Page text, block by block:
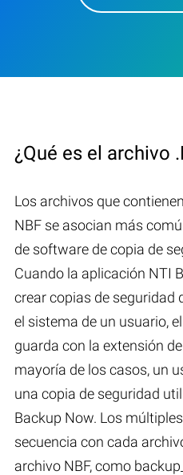
¿Qué es el archivo
Los archivos que
NBF se asocian más
de software de copia de
Cuando la aplicación NTI
crear copias de seguridad
el sistema de un usuario,
guarda con la extensión
mayoría de los casos, un
una copia de seguridad
Backup Now. Los
secuencia con cada
archivo NBF, como